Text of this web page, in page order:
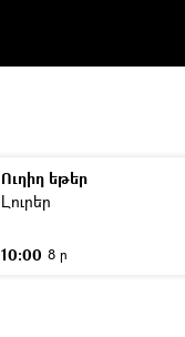
Ուղիղ եթեր
Լուրեր
10:00 8 ր